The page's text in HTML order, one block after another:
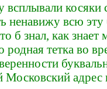
всплывали косяки
ненавижу всю
б знал, как знает
родная тетка во
Московский